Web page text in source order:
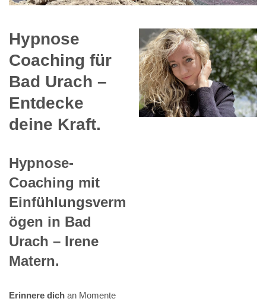
Hypnose
Coaching für
Bad Urach –
Entdecke
deine Kraft.
Hypnose-
Coaching mit
Einfühlungsverm
ögen in Bad
Urach – Irene
Matern.
Erinnere dich an Momente